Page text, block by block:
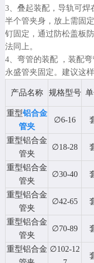
3、叠起装配，导轨可
半个管夹身，放上需固
钉固定，通过防松盖板
法同上。
4、弯管的装配 ，装配
永盛管夹固定。建议这
产品名称 规格型号
重型铝合金
管夹
∅6-16
重型铝合金
管夹
∅18-28
重型铝合金
管夹
∅30-40
重型铝合金
管夹
∅42-65
重型铝合金
管夹
∅70-89
重型铝合金 ∅102-12